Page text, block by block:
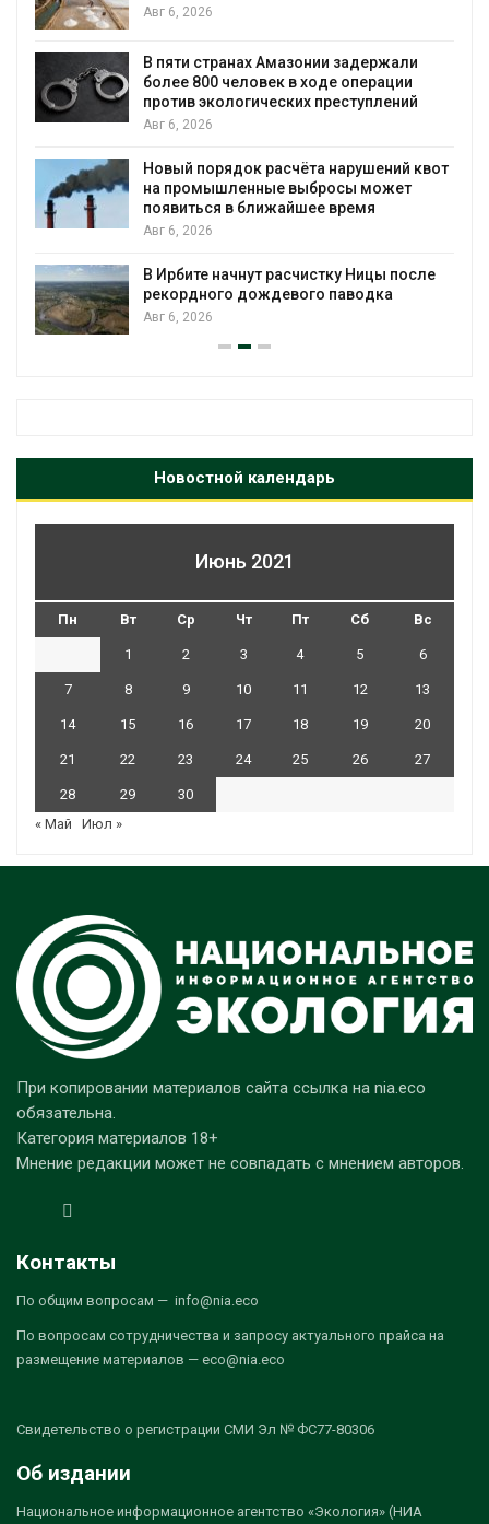
Авг 6, 2026
В пяти странах Амазонии задержали
более 800 человек в ходе операции
против экологических преступлений
Авг 6, 2026
Новый порядок расчёта нарушений квот
на промышленные выбросы может
появиться в ближайшее время
Авг 6, 2026
В Ирбите начнут расчистку Ницы после
рекордного дождевого паводка
Авг 6, 2026
Новостной календарь
Июнь 2021
Пн Вт Ср Чт Пт Сб Вс
1 2 3 4 5 6
7 8 9 10 11 12 13
14 15 16 17 18 19 20
21 22 23 24 25 26 27
28 29
30
« Май
Июл »
При копировании материалов сайта ссылка на nia.eco
обязательна.
Категория материалов 18+
Мнение редакции может не совпадать с мнением авторов.
Контакты
По общим вопросам — info@nia.eco
По вопросам сотрудничества и запросу актуального прайса на
размещение материалов — eco@nia.eco
Свидетельство о регистрации СМИ Эл № ФС77-80306
Об издании
Национальное информационное агентство «Экология» (НИА